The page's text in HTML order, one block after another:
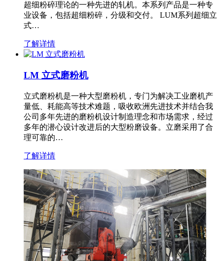
超细粉碎理论的一种先进的轧机。本系列产品是一种专
业设备，包括超细粉碎，分级和交付。 LUM系列超细立
式…
了解详情
LM 立式磨粉机
立式磨粉机是一种大型磨粉机，专门为解决工业磨机产
量低、耗能高等技术难题，吸收欧洲先进技术并结合我
公司多年先进的磨粉机设计制造理念和市场需求，经过
多年的潜心设计改进后的大型粉磨设备。立磨采用了合
理可靠的…
了解详情